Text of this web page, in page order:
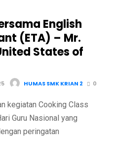
English
(ETA) – Mr.
States of
HUMAS SMK KRIAN 2 0
kegiatan Cooking Class
Guru Nasional yang
peringatan